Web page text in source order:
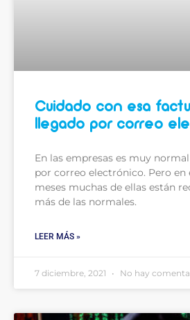
Cuidado con esa
llegado por correo
En las empresas es muy
por correo electrónico. Pero
meses muchas de ellas están
más de las normales.
LEER MÁS »
7 diciembre, 2021 No hay